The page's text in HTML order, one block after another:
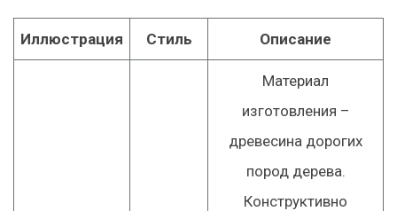
Иллюстрация Стиль Описание
Материал
изготовления –
древесина дорогих
пород дерева.
Конструктивно